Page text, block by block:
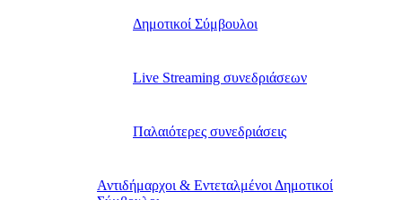
Δημοτικοί Σύμβουλοι
Live Streaming συνεδριάσεων
Παλαιότερες συνεδριάσεις
Αντιδήμαρχοι & Εντεταλμένοι Δημοτικοί